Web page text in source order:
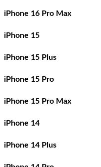
iPhone 16 Pro Max
iPhone 15
iPhone 15 Plus
iPhone 15 Pro
iPhone 15 Pro Max
iPhone 14
iPhone 14 Plus